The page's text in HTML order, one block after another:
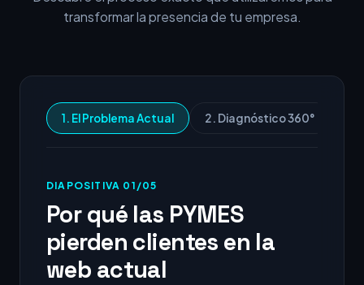
transformar la presencia de tu empresa.
1. El Problema Actual 2. Diagnóstico 360°
DIAPOSITIVA 01/05
Por qué las PYMES
pierden clientes en la
web actual